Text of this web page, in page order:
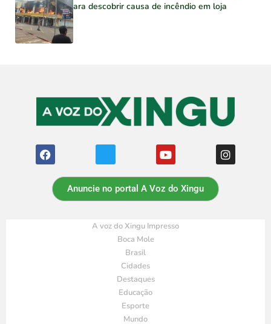
para descobrir causa de incêndio em loja
Anuncie no portal A Voz do Xingu
A voz do Xingu Impresso
Boca Mole
Brasil
Cidades
Destaques
Educação
Esporte
Mundo